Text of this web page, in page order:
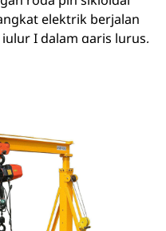
elektrik berjalan
I dalam garis lurus,
untuk jarak
operasi pengangkatan
kecekapan tinggi,
masalah, keluasan
yang